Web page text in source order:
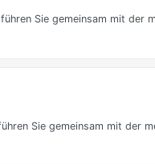
Sie gemeinsam mit der
Sie gemeinsam mit der